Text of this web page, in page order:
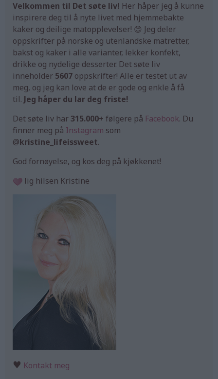
Velkommen til Det søte liv! Her håper jeg å kunne
inspirere deg til å nyte livet med hjemmebakte
kaker og deilige matopplevelser! 😊 Jeg deler
oppskrifter på norske og utenlandske matretter,
bakst og kaker i alle varianter, lekker konfekt,
drikke og nydelige desserter. Det søte liv
inneholder 5607 oppskrifter! Alle er testet ut av
meg, og jeg kan love at de er gode og enkle å få
til. Jeg håper du lar deg friste!
Det søte liv har315.000+ følgere på Facebook. Du
finner meg på Instagram som
@kristine_lifeissweet.
God fornøyelse, og kos deg på kjøkkenet!
lig hilsen Kristine
♥ Kontakt meg